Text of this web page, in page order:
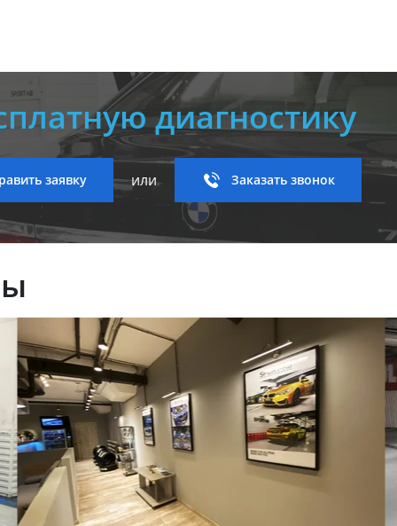
диагностику
заявку или Заказать звонок